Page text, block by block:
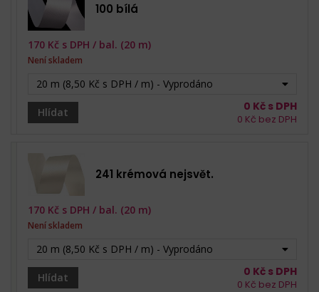
100 bílá
20 m (8,50 Kč s DPH / m) - Vyprodáno
Hlídat
170 Kč s DPH / bal. (20 m)
Není skladem
0 Kč s DPH
0 Kč bez DPH
241 krémová nejsvět.
20 m (8,50 Kč s DPH / m) - Vyprodáno
Hlídat
170 Kč s DPH / bal. (20 m)
Není skladem
0 Kč s DPH
0 Kč bez DPH